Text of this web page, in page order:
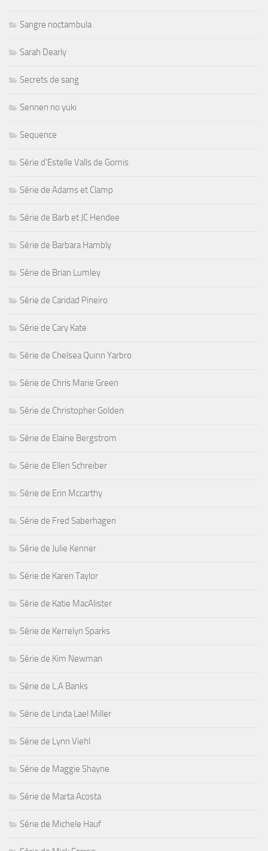
Sangre noctambula
Sarah Dearly
Secrets de sang
Sennen no yuki
Sequence
Série d'Estelle Valls de Gomis
Série de Adams et Clamp
Série de Barb et JC Hendee
Série de Barbara Hambly
Série de Brian Lumley
Série de Caridad Pineiro
Série de Cary Kate
Série de Chelsea Quinn Yarbro
Série de Chris Marie Green
Série de Christopher Golden
Série de Elaine Bergstrom
Série de Ellen Schreiber
Série de Erin Mccarthy
Série de Fred Saberhagen
Série de Julie Kenner
Série de Karen Taylor
Série de Katie MacAlister
Série de Kerrelyn Sparks
Série de Kim Newman
Série de L.A Banks
Série de Linda Lael Miller
Série de Lynn Viehl
Série de Maggie Shayne
Série de Marta Acosta
Série de Michele Hauf